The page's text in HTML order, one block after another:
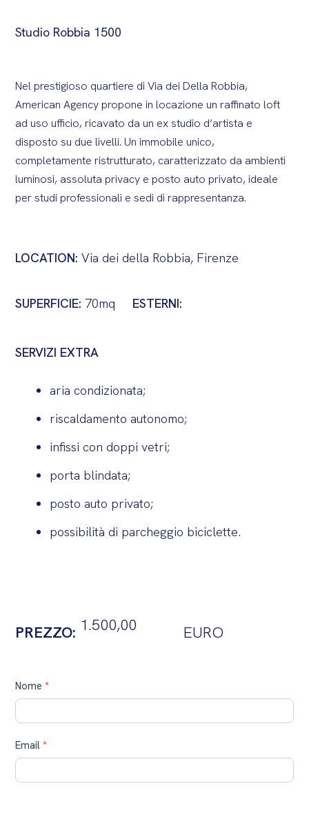
Studio Robbia 1500
Nel prestigioso quartiere di Via dei Della Robbia,
American Agency propone in locazione un raffinato loft
ad uso ufficio, ricavato da un ex studio d’artista e
disposto su due livelli. Un immobile unico,
completamente ristrutturato, caratterizzato da ambienti
luminosi, assoluta privacy e posto auto privato, ideale
per studi professionali e sedi di rappresentanza.
LOCATION: Via dei della Robbia, Firenze
SUPERFICIE: 70mq ESTERNI:
SERVIZI EXTRA
aria condizionata;
riscaldamento autonomo;
infissi con doppi vetri;
porta blindata;
posto auto privato;
possibilità di parcheggio biciclette.
PREZZO: 1.500,00 EURO
Contatti
Nome*
Email*